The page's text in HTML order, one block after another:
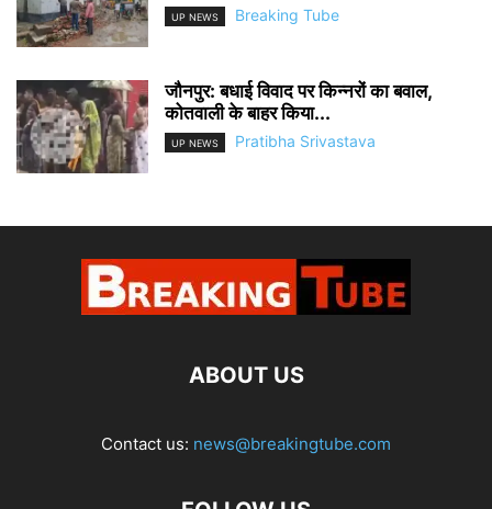
UP NEWS Breaking Tube
जौनपुर: बधाई विवाद पर किन्नरों का बवाल,
कोतवाली के बाहर किया...
UP NEWS Pratibha Srivastava
ABOUT US
Contact us: news@breakingtube.com